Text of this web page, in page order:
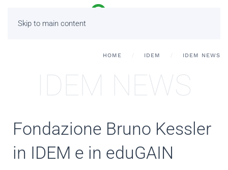
Skip to main content
HOME IDEM IDEM NEWS
IDEM NEWS
Fondazione Bruno Kessler
in IDEM e in eduGAIN